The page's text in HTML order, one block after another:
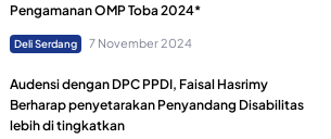
Pengamanan OMP Toba 2024*
Deli Serdang 7 November 2024
Audensi dengan DPC PPDI, Faisal Hasrimy
Berharap penyetarakan Penyandang Disabilitas
lebih di tingkatkan